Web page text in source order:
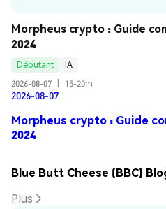
Morpheus crypto : Guide
2024
Débutant
IA
2026-08-07
15-20m
2026-08-07
Morpheus crypto : Guide
2024
Blue Butt Cheese (BBC)
Plus